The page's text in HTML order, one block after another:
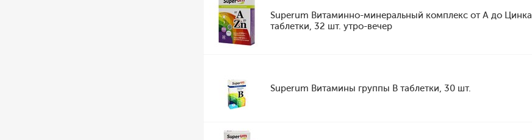
Superum Витаминно-минеральный комплекс от А до Цинка
таблетки, 32 шт. утро-вечер
Superum Витамины группы B таблетки, 30 шт.